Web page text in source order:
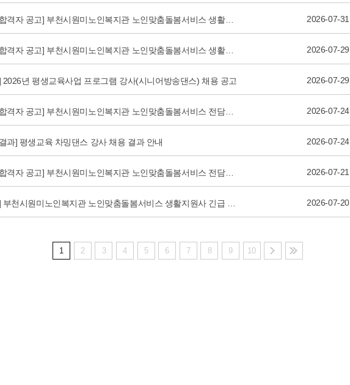
[최종합격자 공고] 부천시원미노인복지관 노인맞춤돌봄서비스 생활지원사 긴급 채용 최종 합격자 공고 2026-07-31
[서류합격자 공고] 부천시원미노인복지관 노인맞춤돌봄서비스 생활지원사 긴급 채용 서류합격자 공고 2026-07-29
2026년 평생교육사업 프로그램 강사(시니어방송댄스) 채용 공고 2026-07-29
[최종합격자 공고] 부천시원미노인복지관 노인맞춤돌봄서비스 전담사회복지사 긴급 채용 최종 합격자 공고 2026-07-24
과] 평생교육 차밍댄스 강사 채용 결과 안내 2026-07-24
[서류합격자 공고] 부천시원미노인복지관 노인맞춤돌봄서비스 전담사회복지사 긴급 채용 서류합격자 공고 2026-07-21
[긴급] 부천시원미노인복지관 노인맞춤돌봄서비스 생활지원사 긴급 채용 공고 2026-07-20
1 2 3 4 5 6 7 8 9 10